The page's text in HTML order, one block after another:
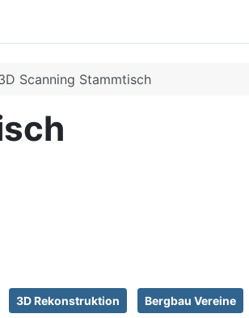
Scanning Stammtisch
3D Rekonstruktion Bergbau Vereine